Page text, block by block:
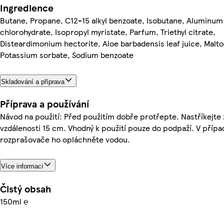
Ingredience
Butane, Propane, C12-15 alkyl benzoate, Isobutane, Aluminum
chlorohydrate, Isopropyl myristate, Parfum, Triethyl citrate,
Disteardimonium hectorite, Aloe barbadensis leaf juice,
Potassium sorbate, Sodium benzoate
Skladování a příprava
Příprava a používání
Návod na použití: Před použitím dobře protřepte. Nastříkejte
vzdálenosti 15 cm. Vhodný k použití pouze do podpaží. V
rozprašovače ho opláchněte vodou.
Více informací
Čistý obsah
150ml ℮